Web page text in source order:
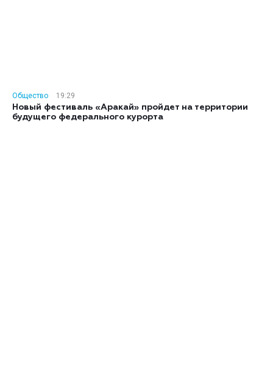
Общество
19:29
Новый фестиваль «Аракай» пройдет на территории
будущего федерального курорта